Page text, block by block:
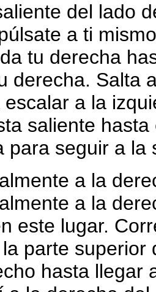
del lado
a ti
tu derecha
derecha. Salta
a la
saliente
para seguir a la
a la
a la
este lugar.
parte
hasta llegar